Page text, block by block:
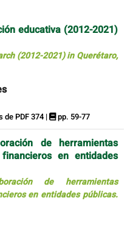
educativa (2012-2021)
(2012-2021) in Querétaro,
de PDF 374 | pp. 59-77
de herramientas
en entidades
de herramientas
en entidades públicas.